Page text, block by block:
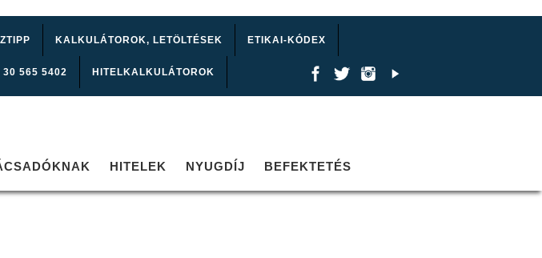
KALKULÁTOROK, LETÖLTÉSEK ETIKAI-KÓDEX
30 565 5402 HITELKALKULÁTOROK
HITELEK NYUGDÍJ BEFEKTETÉS